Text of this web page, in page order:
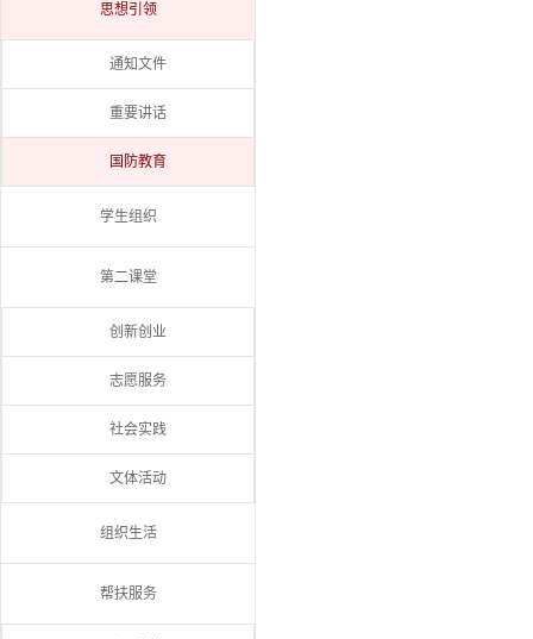
思想引领
通知文件
重要讲话
国防教育
学生组织
第二课堂
创新创业
志愿服务
社会实践
文体活动
组织生活
帮扶服务